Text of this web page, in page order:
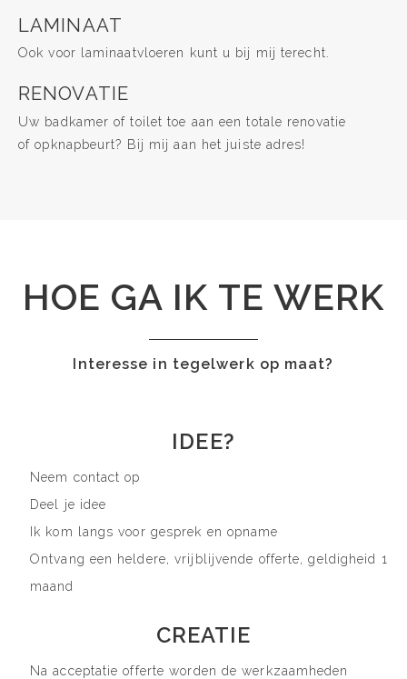
LAMINAAT
Ook voor laminaatvloeren kunt u bij mij terecht.
RENOVATIE
Uw badkamer of toilet toe aan een totale renovatie
of opknapbeurt? Bij mij aan het juiste adres!
HOE GA IK TE WERK
Interesse in tegelwerk op maat?
IDEE?
Neem contact op
Deel je idee
Ik kom langs voor gesprek en opname
Ontvang een heldere, vrijblijvende offerte, geldigheid 1
maand
CREATIE
Na acceptatie offerte worden de werkzaamheden